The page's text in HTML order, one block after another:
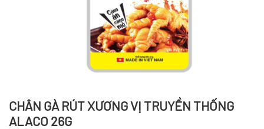
CHÂN GÀ RÚT XƯƠNG VỊ TRUYỀN THỐNG
ALACO 26G